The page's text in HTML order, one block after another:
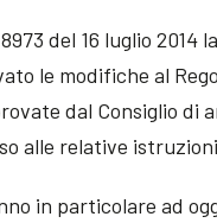
del 16 luglio 2014
le modifiche al
dal Consiglio di
alle relative
in particolare ad